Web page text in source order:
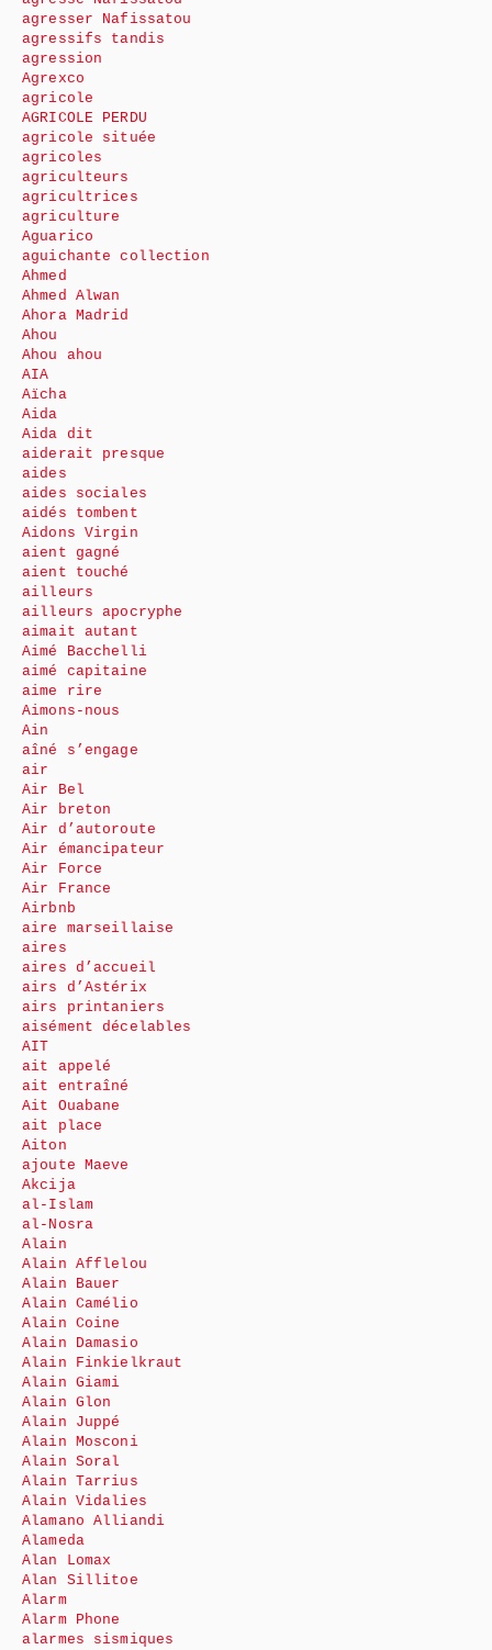
agresser Nafissatou
agressifs tandis
agression
Agrexco
agricole
AGRICOLE PERDU
agricole située
agricoles
agriculteurs
agricultrices
agriculture
Aguarico
aguichante collection
Ahmed
Ahmed Alwan
Ahora Madrid
Ahou
Ahou ahou
AIA
Aïcha
Aida
Aida dit
aiderait presque
aides
aides sociales
aidés tombent
Aidons Virgin
aient gagné
aient touché
ailleurs
ailleurs apocryphe
aimait autant
Aimé Bacchelli
aimé capitaine
aime rire
Aimons-nous
Ain
aîné s’engage
air
Air Bel
Air breton
Air d’autoroute
Air émancipateur
Air Force
Air France
Airbnb
aire marseillaise
aires
aires d’accueil
airs d’Astérix
airs printaniers
aisément décelables
AIT
ait appelé
ait entraîné
Ait Ouabane
ait place
Aiton
ajoute Maeve
Akcija
al-Islam
al-Nosra
Alain
Alain Afflelou
Alain Bauer
Alain Camélio
Alain Coine
Alain Damasio
Alain Finkielkraut
Alain Giami
Alain Glon
Alain Juppé
Alain Mosconi
Alain Soral
Alain Tarrius
Alain Vidalies
Alamano Alliandi
Alameda
Alan Lomax
Alan Sillitoe
Alarm
Alarm Phone
alarmes sismiques